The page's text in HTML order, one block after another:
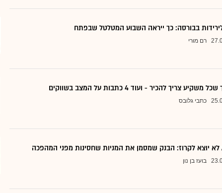
לירידות בבורסה: כך ייראה השבוע המטלטל שבפתח
רם מורי
צריך להכיר - ועוד 4 כתבות על המצב בשווקים
כתבי גלובס
בועז בן נון